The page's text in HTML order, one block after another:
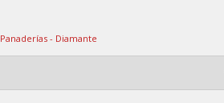
Panaderías - Diamante